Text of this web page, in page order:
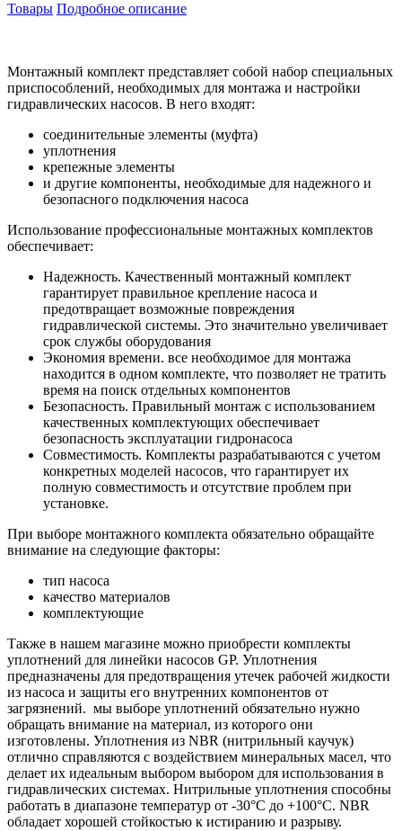
Товары Подробное описание
Монтажный комплект представляет собой набор специальных
приспособлений, необходимых для монтажа и настройки
гидравлических насосов. В него входят:
соединительные элементы (муфта)
уплотнения
крепежные элементы
и другие компоненты, необходимые для надежного и
безопасного подключения насоса
Использование профессиональные монтажных комплектов
обеспечивает:
Надежность. Качественный монтажный комплект
гарантирует правильное крепление насоса и
предотвращает возможные повреждения
гидравлической системы. Это значительно увеличивает
срок службы оборудования
Экономия времени. все необходимое для монтажа
находится в одном комплекте, что позволяет не тратить
время на поиск отдельных компонентов
Безопасность. Правильный монтаж с использованием
качественных комплектующих обеспечивает
безопасность эксплуатации гидронасоса
Совместимость. Комплекты разрабатываются с учетом
конкретных моделей насосов, что гарантирует их
полную совместимость и отсутствие проблем при
установке.
При выборе монтажного комплекта обязательно обращайте
внимание на следующие факторы:
тип насоса
качество материалов
комплектующие
Также в нашем магазине можно приобрести комплекты
уплотнений для линейки насосов GP. Уплотнения
предназначены для предотвращения утечек рабочей жидкости
из насоса и защиты его внутренних компонентов от
загрязнений. мы выборе уплотнений обязательно нужно
обращать внимание на материал, из которого они
изготовлены. Уплотнения из NBR (нитрильный каучук)
отлично справляются с воздействием минеральных масел, что
делает их идеальным выбором выбором для использования в
гидравлических системах. Нитрильные уплотнения способны
работать в диапазоне температур от -30°C до +100°C. NBR
обладает хорошей стойкостью к истиранию и разрыву.